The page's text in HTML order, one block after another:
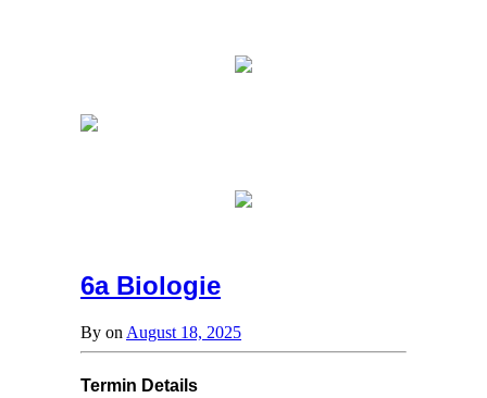
6a Biologie
By on August 18, 2025
Termin Details